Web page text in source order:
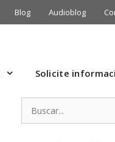
Blog Audioblog
Solicite